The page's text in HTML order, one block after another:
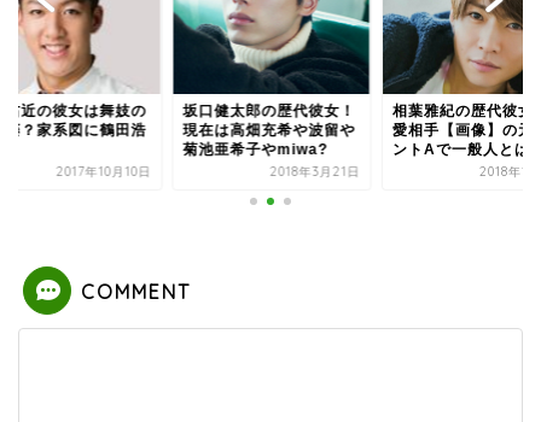
右近の彼女は舞妓の
藤？家系図に鶴田浩
2017年10月10日
坂口健太郎の歴代彼女！
現在は高畑充希や波留や
菊池亜希子やmiwa?
2018年3月21日
相葉雅紀の歴代彼女
愛相手【画像】の元
ントAで一般人とは
2018年1
COMMENT